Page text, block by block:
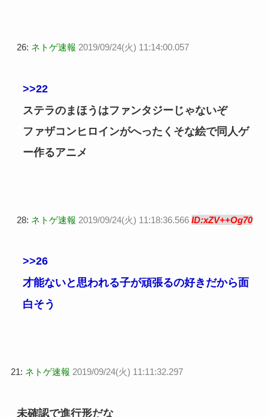
26: ネトゲ速報 2019/09/24(火) 11:14:00.057
>>22
ステラのまほうはファンタジーじゃないぞ
ファザコンヒロインがへったくそな絵で同人ゲ
ー作るアニメ
28: ネトゲ速報 2019/09/24(火) 11:18:36.566 ID:xZV++Og70
>>26
才能ないと思われる子が頑張るの好きだから面
白そう
21: ネトゲ速報 2019/09/24(火) 11:11:32.297
未確認で進行形だな